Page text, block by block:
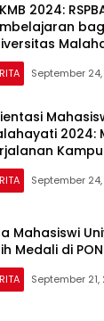
2024:
September
2024:
September
Mahasiswi
Medali di
September